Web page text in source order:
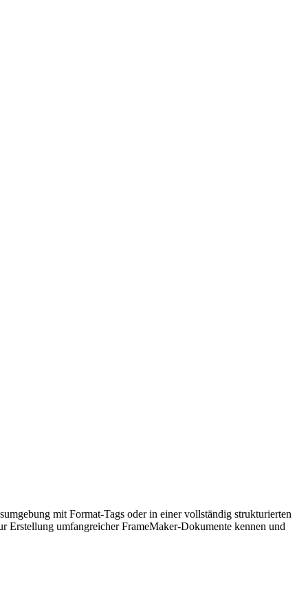
mit Format-Tags oder in einer vollständig strukturierten
umfangreicher FrameMaker-Dokumente kennen und